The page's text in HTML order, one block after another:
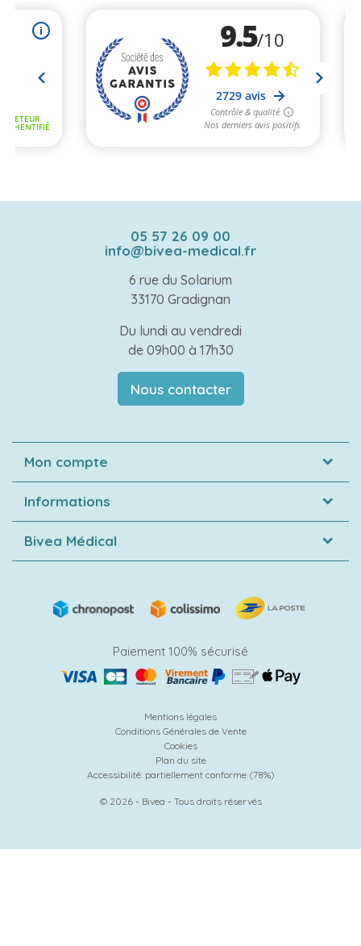
05 57 26 09 00
info@bivea-medical.fr
6 rue du Solarium
33170 Gradignan
Du lundi au vendredi
de 09h00 à 17h30
Nous contacter
Mon compte
Informations
Bivea Médical
Paiement 100% sécurisé
Mentions légales
Conditions Générales de Vente
Cookies
Plan du site
Accessibilité: partiellement conforme (78%)
© 2026 - Bivea - Tous droits réservés